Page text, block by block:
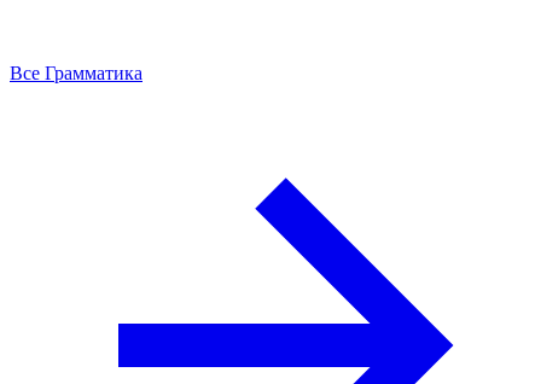
Все Грамматика